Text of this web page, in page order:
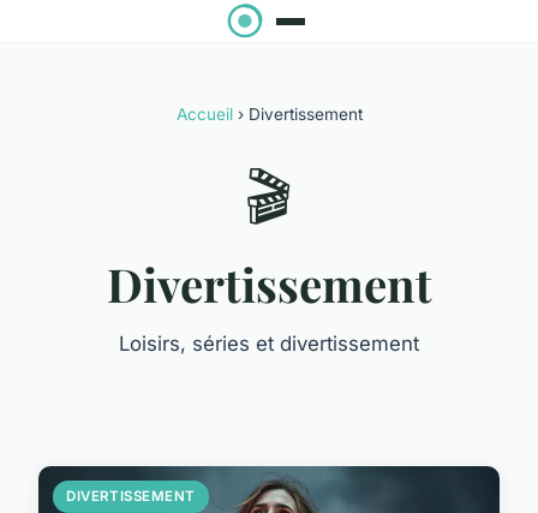
Accueil› Divertissement
🎬
Divertissement
Loisirs, séries et divertissement
DIVERTISSEMENT